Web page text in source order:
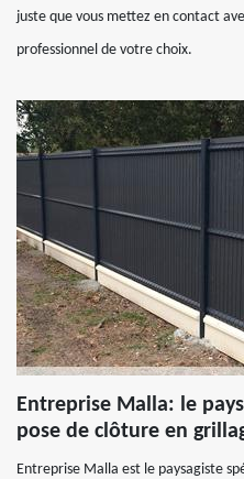
juste que vous mettez en contact
professionnel de votre choix.
Entreprise Malla: le
pose de clôture en
Entreprise Malla est le paysagiste